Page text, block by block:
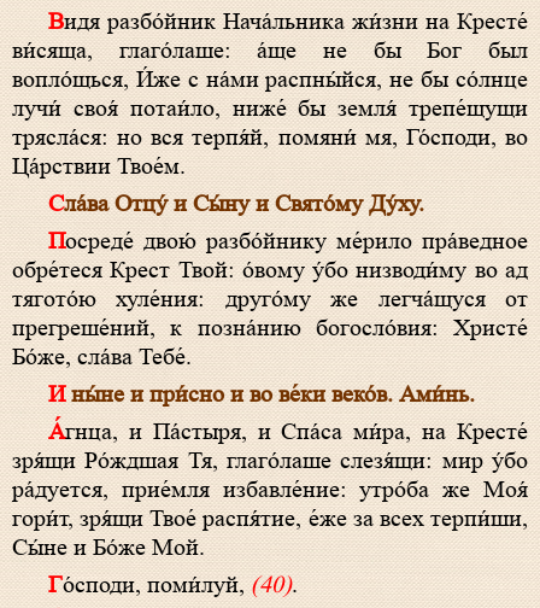
Видя разбо́йник Нача́льника жи́зни на Кресте́
ви́сяща, глаго́лаше: а́ще не бы Бог был
вопло́щься, И́же с на́ми распны́йся, не бы со́лнце
лучи́ своя́ потаи́ло, ниже́ бы земля́ трепе́щущи
трясла́ся: но вся терпя́й, помяни́ мя, Го́споди, во
Ца́рствии Твое́м.
Сла́ва Отцу́ и Сы́ну и Свято́му Ду́ху.
Посреде́ двою́ разбо́йнику ме́рило пра́ведное
обре́теся Крест Твой: о́вому у́бо низводи́му во ад
тягото́ю хуле́ния: друго́му же легча́щуся от
прегреше́ний, к позна́нию богосло́вия: Христе́
Бо́же, сла́ва Тебе́.
И ны́не и при́сно и во ве́ки веко́в. Ами́нь.
А́гнца, и Па́стыря, и Спа́са ми́ра, на Кресте́
зря́щи Ро́ждшая Тя, глаго́лаше слезя́щи: мир у́бо
ра́дуется, прие́мля избавле́ние: утро́ба же Моя́
гори́т, зря́щи Твое́ распя́тие, е́же за всех терпи́ши,
Сы́не и Бо́же Мой.
Го́споди, поми́луй,(40).